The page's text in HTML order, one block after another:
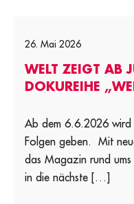
26. Mai 2026
WELT ZEIGT AB
DOKUREIHE
Ab dem 6.6.2026 wird
Folgen geben. Mit
das Magazin rund
in die nächste […]